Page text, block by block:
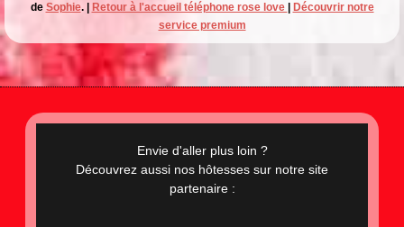
de Sophie. | Retour à l'accueil téléphone rose love
Découvrir notre
service premium
Envie d'aller plus loin ?
Découvrez aussi nos hôtesses sur notre site
partenaire :